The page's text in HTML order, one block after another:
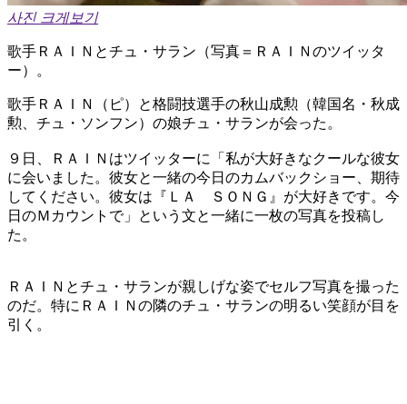
사진 크게보기
歌手ＲＡＩＮとチュ・サラン（写真＝ＲＡＩＮのツイッタ
ー）。
歌手ＲＡＩＮ（ピ）と格闘技選手の秋山成勲（韓国名・秋成
勲、チュ・ソンフン）の娘チュ・サランが会った。
９日、ＲＡＩＮはツイッターに「私が大好きなクールな彼女
に会いました。彼女と一緒の今日のカムバックショー、期待
してください。彼女は『ＬＡ ＳＯＮＧ』が大好きです。今
日のＭカウントで」という文と一緒に一枚の写真を投稿し
た。
ＲＡＩＮとチュ・サランが親しげな姿でセルフ写真を撮った
のだ。特にＲＡＩＮの隣のチュ・サランの明るい笑顔が目を
引く。